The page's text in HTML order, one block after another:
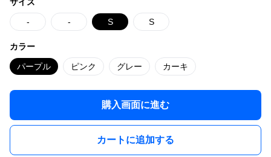
- - S S
カラー
パープル ピンク グレー カーキ
購入画面に進む
カートに追加する